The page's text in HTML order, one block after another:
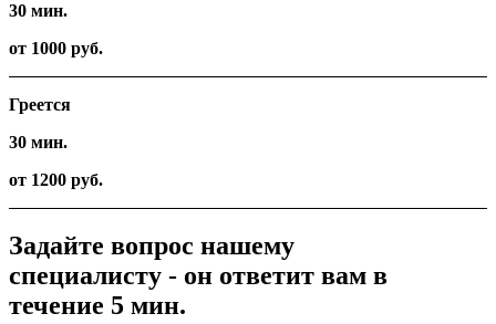
30 мин.
от 1000 руб.
Греется
30 мин.
от 1200 руб.
Задайте вопрос нашему
специалисту - он ответит вам в
течение 5 мин.